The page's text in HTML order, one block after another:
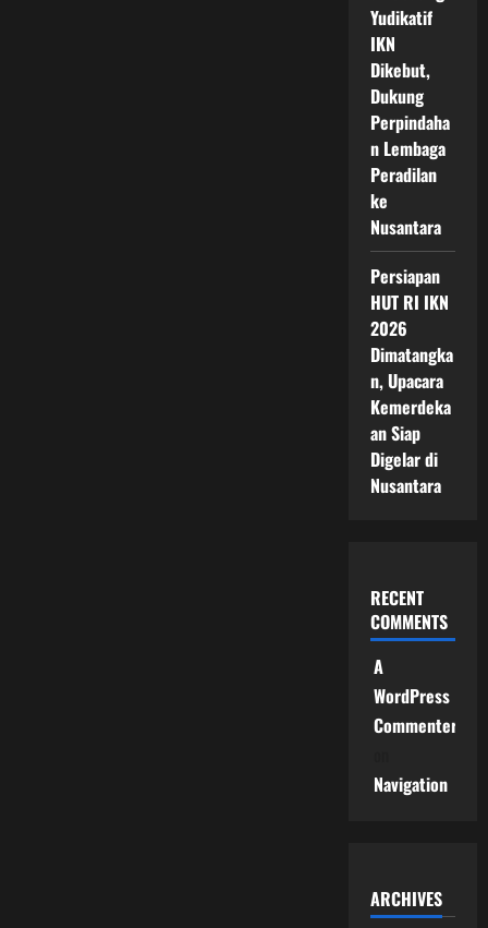
Yudikatif
IKN
Dikebut,
Dukung
Perpindaha
n Lembaga
Peradilan
ke
Nusantara
Persiapan
HUT RI IKN
2026
Dimatangka
n, Upacara
Kemerdeka
an Siap
Digelar di
Nusantara
RECENT
COMMENTS
A
WordPress
Commenter
Navigation
ARCHIVES